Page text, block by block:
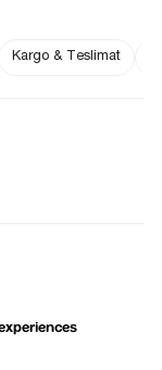
Kargo & Teslimat